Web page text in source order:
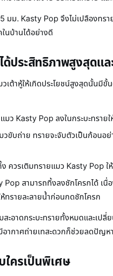
มม. Kasty Pop จึงไม่เปลืองทรา
นบ้านได้อย่างดี
ด้ประสิทธิภาพสูงสุดแ
เต้าหู้ให้เกิดประโยชน์สูงสุดนั้นมี
มว Kasty Pop ลงในกระบะทรา
วขับถ่าย ทรายจะจับตัวเป็นก้อนอ
ควรเติมทรายแมว Kasty Pop ใ
Pop สามารถทิ้งลงชักโครกได้ เ
ทรายละลายน้ำก่อนกดชักโครก
ะอาดกระบะทรายทั้งหมดและเป
อากาศถ่ายเทสะดวกก็ช่วยลดปัญห
ใครเป็นพิเศษ